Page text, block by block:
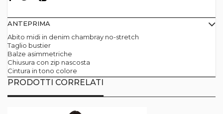
ANTEPRIMA
Abito midi in denim chambray no-stretch
Taglio bustier
Balze asimmetriche
Chiusura con zip nascosta
Cintura in tono colore
PRODOTTI CORRELATI